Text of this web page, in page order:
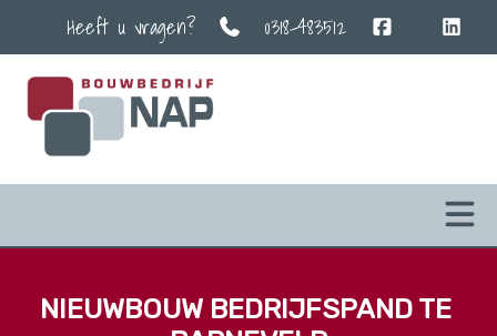
Heeft u vragen? 0318-483512
NIEUWBOUW BEDRIJFSPAND TE